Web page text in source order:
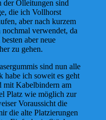
der Ölleitungen sind
die ich Vollhorst
aber nach kurzem
verwendet, da
aber neue
zu gehen.
sind nun alle
habe ich soweit es geht
mit Kabelbindern am
Platz wie möglich zur
Voraussicht die
die alte Platzierungen